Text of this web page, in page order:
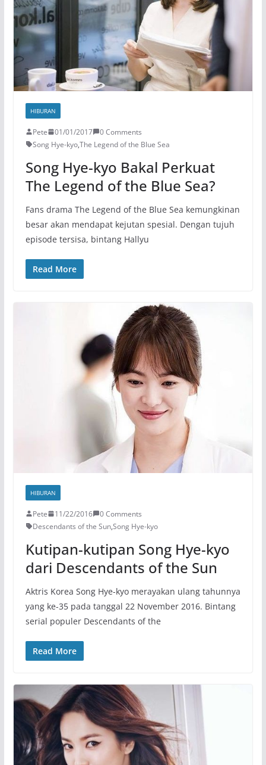
HIBURAN
Pete 01/01/2017
0 Comments
Song Hye-kyo,The Legend of the Blue Sea
Song Hye-kyo Bakal Perkuat
The Legend of the Blue Sea?
Fans drama The Legend of the Blue Sea kemungkinan
besar akan mendapat kejutan spesial. Dengan tujuh
episode tersisa, bintang Hallyu
Read More
HIBURAN
Pete 11/22/2016
0 Comments
Descendants of the Sun,Song Hye-kyo
Kutipan-kutipan Song Hye-kyo
dari Descendants of the Sun
Aktris Korea Song Hye-kyo merayakan ulang tahunnya
yang ke-35 pada tanggal 22 November 2016. Bintang
serial populer Descendants of the
Read More